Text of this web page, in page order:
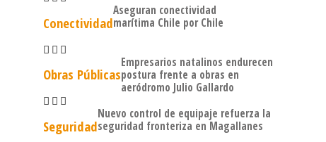
Conectividad
Aseguran conectividad
marítima Chile por Chile
Obras Públicas
Empresarios natalinos endurecen
postura frente a obras en
aeródromo Julio Gallardo
Seguridad
Nuevo control de equipaje refuerza la
seguridad fronteriza en Magallanes